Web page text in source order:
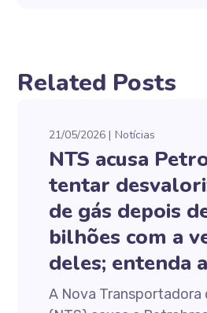
Related Posts
21/05/2026 Notícias
NTS acusa
tentar
de gás depois
bilhões com a
deles; entenda
A Nova Transportadora